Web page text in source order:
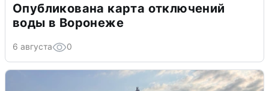
Опубликована карта отключений
воды в Воронеже
6 августа 0